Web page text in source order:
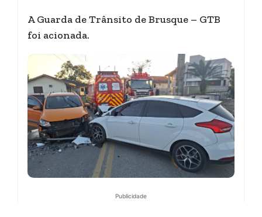
A Guarda de Trânsito de Brusque – GTB
foi acionada.
Publicidade